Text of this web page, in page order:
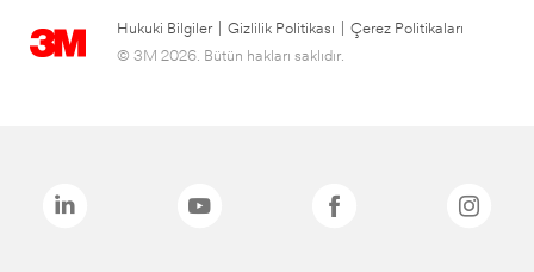
Hukuki Bilgiler Gizlilik Politikası
Çerez Politikaları
© 3M 2026. Bütün hakları saklıdır.